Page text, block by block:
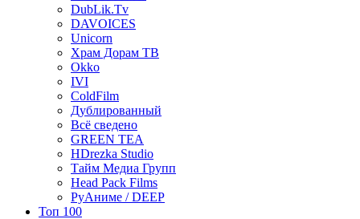
DubLik.Tv
DAVOICES
Unicorn
Храм Дорам ТВ
Okko
IVI
ColdFilm
Дублированный
Всё сведено
GREEN TEA
HDrezka Studio
Тайм Медиа Групп
Head Pack Films
РуАниме / DEEP
Топ 100